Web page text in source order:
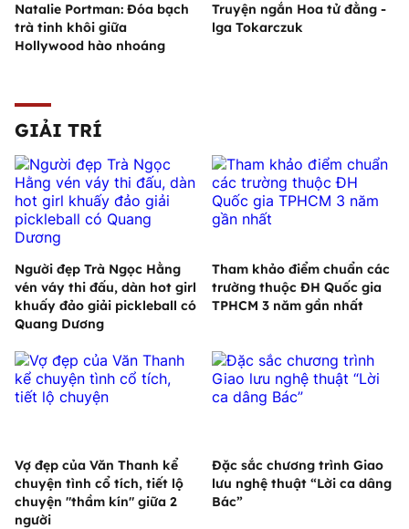
Natalie Portman: Đóa bạch
trà tinh khôi giữa
Hollywood hào nhoáng
Truyện ngắn Hoa tử đằng -
lga Tokarczuk
GIẢI TRÍ
Người đẹp Trà Ngọc Hằng
vén váy thi đấu, dàn hot girl
khuấy đảo giải pickleball có
Quang Dương
Tham khảo điểm chuẩn các
trường thuộc ĐH Quốc gia
TPHCM 3 năm gần nhất
Vợ đẹp của Văn Thanh kể
chuyện tình cổ tích, tiết lộ
chuyện "thầm kín" giữa 2
người
Đặc sắc chương trình Giao
lưu nghệ thuật “Lời ca dâng
Bác”